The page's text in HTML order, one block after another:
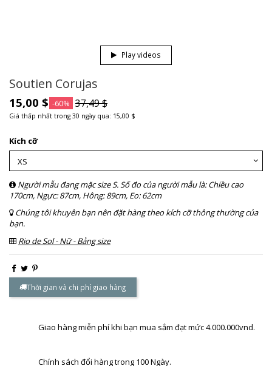
Play videos
Soutien Corujas
15,00 $ -60% 37,49 $
Giá thấp nhất trong 30 ngày qua: 15,00 $
Kích cỡ
Người mẫu đang mặc size S. Số đo của người mẫu là: Chiều cao
170cm, Ngực: 87cm, Hông: 89cm, Eo: 62cm
Chúng tôi khuyên bạn nên đặt hàng theo kích cỡ thông thường của
bạn.
Rio de Sol - Nữ - Bảng size
Thời gian và chi phí giao hàng
Giao hàng miễn phí khi bạn mua sắm đạt mức 4.000.000vnd.
Chính sách đổi hàng trong 100 Ngày.